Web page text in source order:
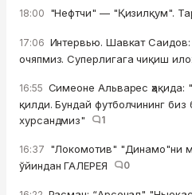
18:00 "Нефтчи" — "Қизилқум".
17:06 Интервью. Шавкат Саидов:
очяпмиз. Суперлигага чиқиш
16:55 Симеоне Альварес ҳақида:
қилди. Бундай футболчининг
хурсандмиз"
1
16:37 "Локомотив" "Динамо"ни
ўйиндан ГАЛЕРЕЯ
0